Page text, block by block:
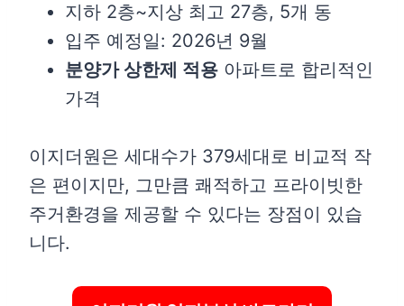
교통 개선에 따른 미래 가치 상승
잠재력
신도시 개발에 따른 인프라 확충
격 메리트
우수한 학군
마치며
지하 2층~지상 최고 27층, 5개 동
입주 예정일: 2026년 9월
분양가 상한제 적용 아파트로 합리적인
가격
이지더원은 세대수가 379세대로 비교적 작
은 편이지만, 그만큼 쾌적하고 프라이빗한
주거환경을 제공할 수 있다는 장점이 있습
니다.